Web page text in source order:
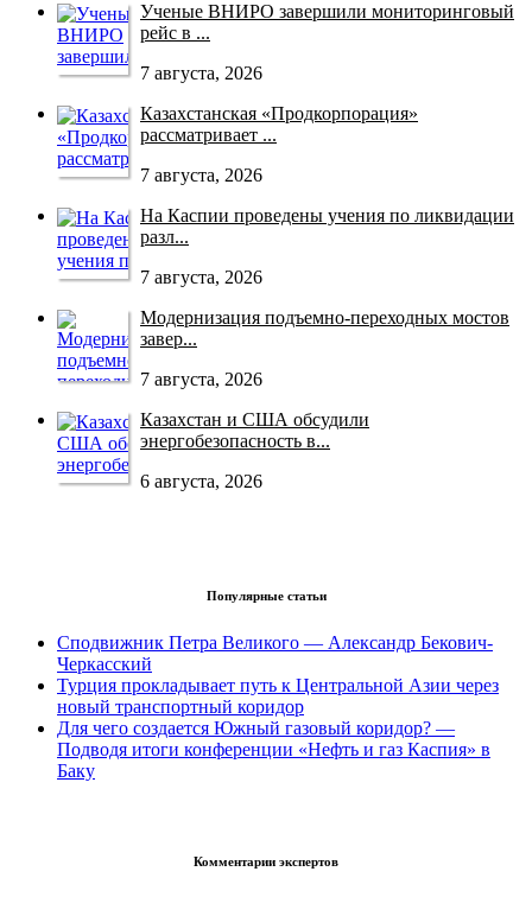
Ученые ВНИРО завершили мониторинговый
рейс в ...
7 августа, 2026
Казахстанская «Продкорпорация»
рассматривает ...
7 августа, 2026
На Каспии проведены учения по ликвидации
разл...
7 августа, 2026
Модернизация подъемно-переходных мостов
завер...
7 августа, 2026
Казахстан и США обсудили
энергобезопасность в...
6 августа, 2026
Популярные статьи
Сподвижник Петра Великого — Александр Бекович-
Черкасский
Турция прокладывает путь к Центральной Азии через
новый транспортный коридор
Для чего создается Южный газовый коридор? —
Подводя итоги конференции «Нефть и газ Каспия» в
Баку
Комментарии экспертов